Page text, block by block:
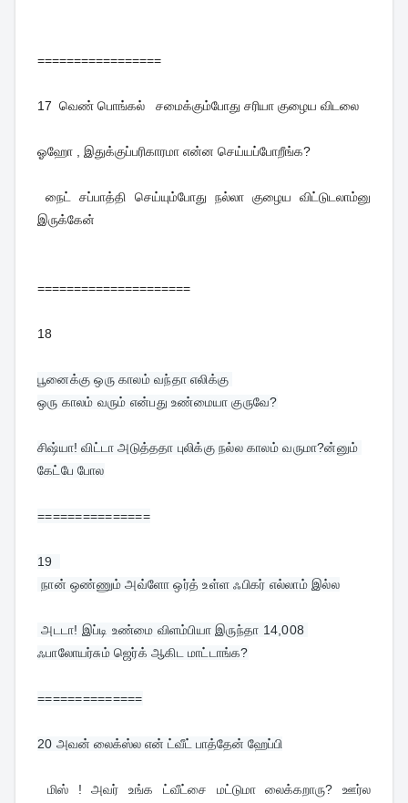
=================
17 வெண் பொங்கல் சமைக்கும்போது சரியா குழைய விடலை
ஓஹோ , இதுக்குப்பரிகாரமா என்ன செய்யப்போறீங்க?
நைட் சப்பாத்தி செய்யும்போது நல்லா குழைய விட்டுடலாம்னு
இருக்கேன்
=====================
18
பூனைக்கு ஒரு காலம் வந்தா எலிக்கு
ஒரு காலம் வரும் என்பது உண்மையா குருவே?
சிஷ்யா! விட்டா அடுத்ததா புலிக்கு நல்ல காலம் வருமா?ன்னும்
கேட்பே போல
===============
19
நான் ஒண்ணும் அவ்ளோ ஒர்த் உள்ள ஃபிகர் எல்லாம் இல்ல
அடடா! இப்டி உண்மை விளம்பியா இருந்தா 14,008
ஃபாலோயர்சும் ஜெர்க் ஆகிட மாட்டாங்க?
==============
20 அவன் லைக்ஸ்ல என் ட்வீட் பாத்தேன் ஹேப்பி